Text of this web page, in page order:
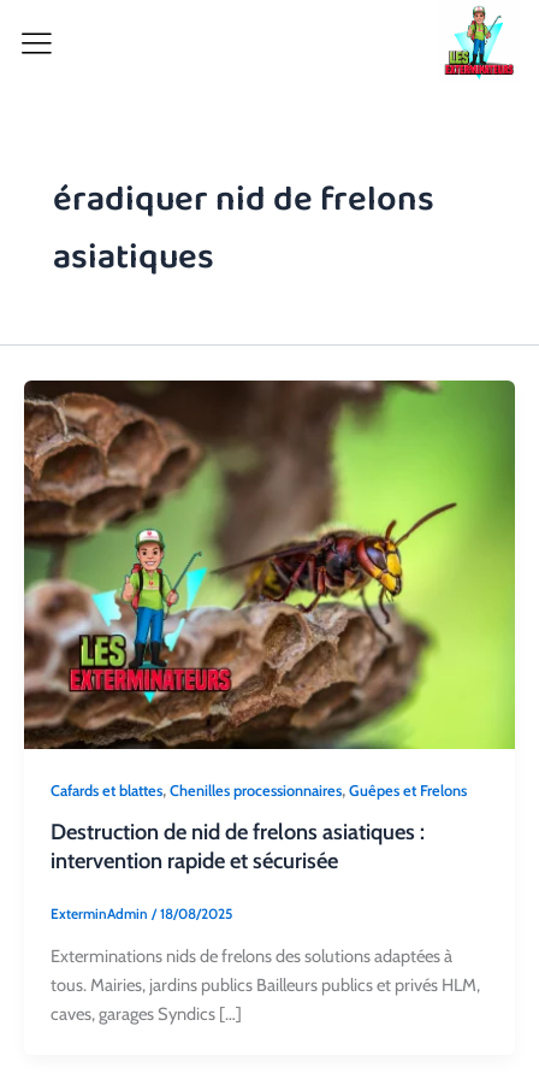
éradiquer nid de frelons
asiatiques
Cafards et blattes, Chenilles processionnaires, Guêpes et Frelons
Destruction de nid de frelons asiatiques :
intervention rapide et sécurisée
ExterminAdmin /18/08/2025
Exterminations nids de frelons des solutions adaptées à
tous. Mairies, jardins publics Bailleurs publics et privés HLM,
caves, garages Syndics […]